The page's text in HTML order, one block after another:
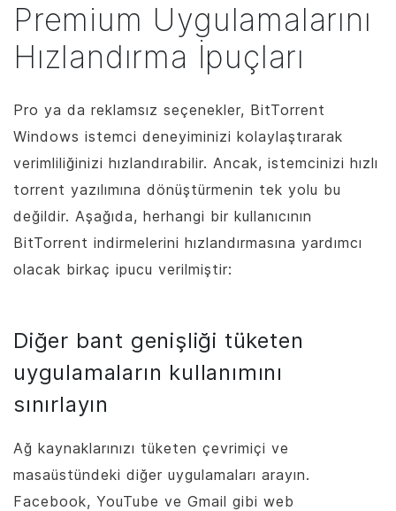
Premium Uygulamalarını
Hızlandırma İpuçları
Pro ya da reklamsız seçenekler, BitTorrent
Windows istemci deneyiminizi kolaylaştırarak
verimliliğinizi hızlandırabilir. Ancak, istemcinizi hızlı
torrent yazılımına dönüştürmenin tek yolu bu
değildir. Aşağıda, herhangi bir kullanıcının
BitTorrent indirmelerini hızlandırmasına yardımcı
olacak birkaç ipucu verilmiştir:
Diğer bant genişliği tüketen
uygulamaların kullanımını
sınırlayın
Ağ kaynaklarınızı tüketen çevrimiçi ve
masaüstündeki diğer uygulamaları arayın.
Facebook, YouTube ve Gmail gibi web